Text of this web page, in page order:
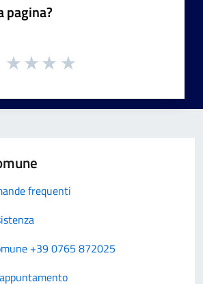
pagina?
frequenti
+39 0765 872025